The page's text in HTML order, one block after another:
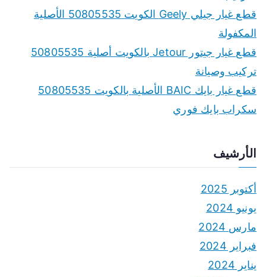
قطع غيار جيلي Geely الكويت 50805535 الأصلية
المكفولة
قطع غيار جيتور Jetour بالكويت أصلية 50805535
تركيب وصيانة
قطع غيار بايك BAIC الأصلية بالكويت 50805535
سكراب بايك فوري
الأرشيف
أكتوبر 2025
يونيو 2024
مارس 2024
فبراير 2024
يناير 2024